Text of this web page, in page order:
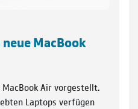
MacBook
Air vorgestellt.
Laptops verfügen